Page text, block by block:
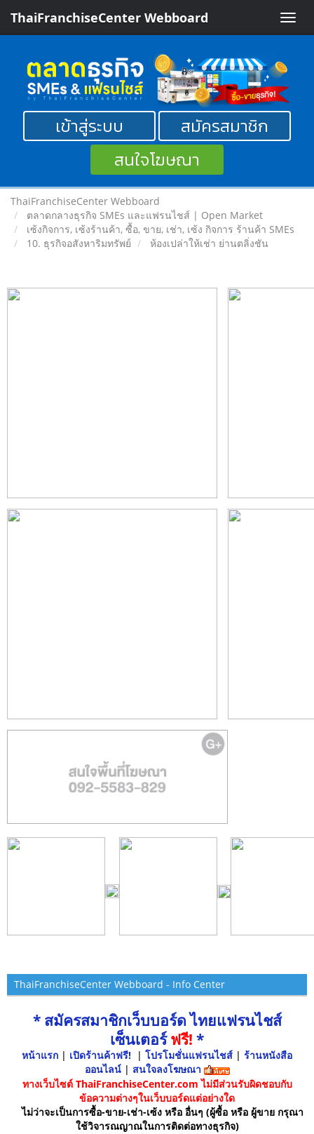
Toggle
ThaiFranchiseCenter Webboard
เข้าสู่ระบบ
สมัครสมาชิก
สนใจโฆษณา
ThaiFranchiseCenter Webboard
ตลาดกลางธุรกิจ SMEs และแฟรนไชส์ | Open Market
เซ้งกิจการ, เซ้งร้านค้า, ซื้อ, ขาย, เช่า, เซ้ง กิจการ ร้านค้า SMEs
10. ธุรกิจอสังหาริมทรัพย์
ห้องเปล่าให้เช่า ย่านตลิ่งชัน
ThaiFranchiseCenter Webboard - Info Center
* สมัครสมาชิกเว็บบอร์ด ไทยแฟรนไชส์
เซ็นเตอร์ฟรี! *
หน้าแรก | เปิดร้านค้าฟรี! | โปรโมชั่นแฟรนไชส์ | ร้านหนังสือ
ออนไลน์ | สนใจลงโฆษณา
ทางเว็บไซต์ ThaiFranchiseCenter.com ไม่มีส่วนรับผิดชอบกับ
ข้อความต่างๆในเว็บบอร์ดแต่อย่างใด
ไม่ว่าจะเป็นการซื้อ-ขาย-เช่า-เซ้ง หรือ อื่นๆ (ผู้ซื้อ หรือ ผู้ขาย กรุณา
ใช้วิจารณญาณในการติดต่อทางธุรกิจ)